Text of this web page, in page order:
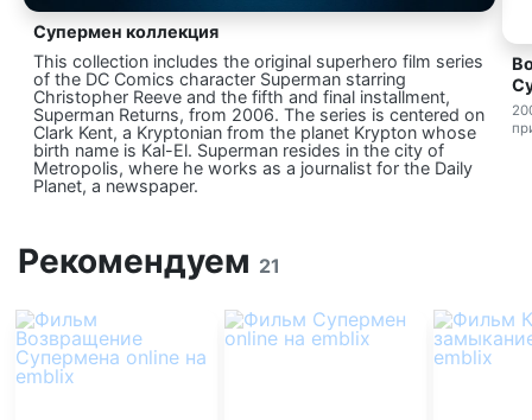
Супермен коллекция
This collection includes the original superhero film series
of the DC Comics character Superman starring
Christopher Reeve and the fifth and final installment,
Superman Returns, from 2006. The series is centered on
Clark Kent, a Kryptonian from the planet Krypton whose
birth name is Kal-El. Superman resides in the city of
Metropolis, where he works as a journalist for the Daily
Planet, a newspaper.
Рекомендуем 21